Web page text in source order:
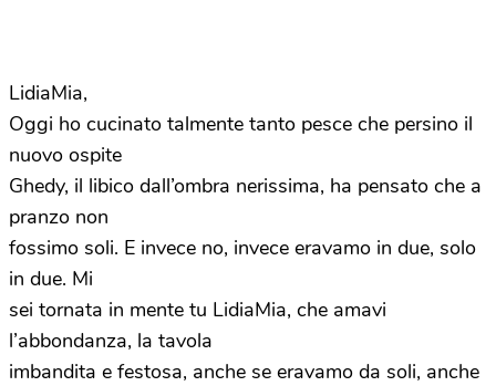
LidiaMia,
Oggi ho cucinato talmente tanto pesce che persino il
nuovo ospite
Ghedy, il libico dall’ombra nerissima, ha pensato che a
pranzo non
fossimo soli. E invece no, invece eravamo in due, solo
in due. Mi
sei tornata in mente tu LidiaMia, che amavi
l’abbondanza, la tavola
imbandita e festosa, anche se eravamo da soli, anche